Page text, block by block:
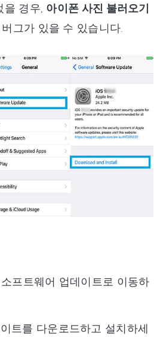
경우, 아이폰 사진 불러오기
그가 있을 수 있습니다.
프트웨어 업데이트로 이동하
트를 다운로드하고 설치하세